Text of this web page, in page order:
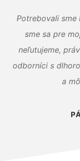
Potrebovali
sme sa pre
neľutujeme,
odborníci s
a